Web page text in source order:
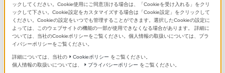
するサポート・お問い合わせ
専用窓口のある業務用商品に関するお問い合わせ
以下の製品・サービスは専用窓口がございます。対象の
アイコンをクリックしてリンク先の窓口よりお問い合わ
ックしてください。Cookie使用にご同意頂ける場合は、「Cookieを受け入れる」をクリ
ックして下さい。Cookie設定をカスタマイズする場合は「Cookie設定」をクリックして
ください。Cookieの設定をいつでも管理することができます。選択したCookieの設定に
よっては、このウェブサイトの機能の一部が使用できなくなる場合があります。 詳細に
ついては、当社のCookieポリシーをご覧ください。個人情報の取扱いについては、プラ
イバシーポリシーをご覧ください。
詳細については、当社の Cookieポリシー をご覧ください。
個人情報の取扱いについては、
プライバシーポリシー をご覧ください。